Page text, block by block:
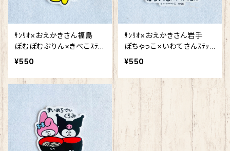
ｻﾝﾘｵ×おえかきさん福島
ぽむぽむぷりん×きべこｽﾃｯ
ｶｰ
¥550
ｻﾝﾘｵ×おえかきさん岩手
ぽちゃっこ×いわてさんｽﾃｯｶ
ｰ
¥550